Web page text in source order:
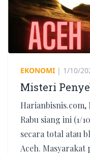
EKONOMI | 1/10/
Misteri
Harianbisnis.com,
Rabu siang ini (1/
secara total atau
Aceh. Masyarakat